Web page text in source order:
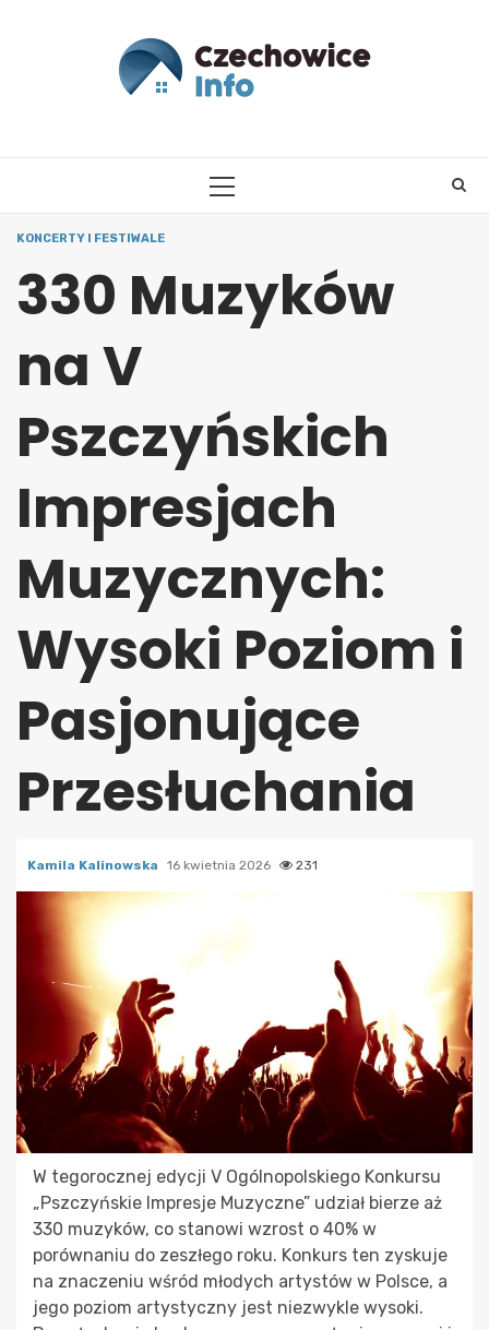
PRIMARY
KONCERTY I FESTIWALE
330 Muzyków
na V
Pszczyńskich
Impresjach
Muzycznych:
Wysoki Poziom i
Pasjonujące
Przesłuchania
Kamila Kalinowska 16 kwietnia 2026 231
W tegorocznej edycji V Ogólnopolskiego Konkursu
„Pszczyńskie Impresje Muzyczne” udział bierze aż
330 muzyków, co stanowi wzrost o 40% w
porównaniu do zeszłego roku. Konkurs ten zyskuje
na znaczeniu wśród młodych artystów w Polsce, a
jego poziom artystyczny jest niezwykle wysoki.